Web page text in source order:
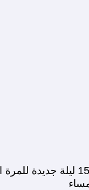
وافق الفنان إسماعيل مختار رئيس البيت الفني للمسرح على مد عرض “أبو كبسولة